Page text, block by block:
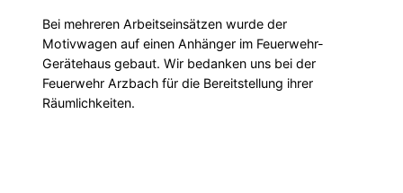
Bei mehreren Arbeitseinsätzen wurde der
Motivwagen auf einen Anhänger im Feuerwehr-
Gerätehaus gebaut. Wir bedanken uns bei der
Feuerwehr Arzbach für die Bereitstellung ihrer
Räumlichkeiten.